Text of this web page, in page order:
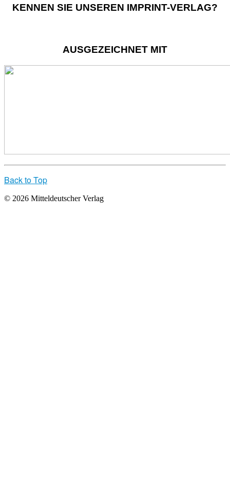
KENNEN SIE UNSEREN IMPRINT-VERLAG?
AUSGEZEICHNET MIT
Back to Top
© 2026 Mitteldeutscher Verlag